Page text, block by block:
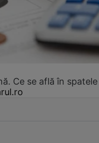
Ce se află în spatele